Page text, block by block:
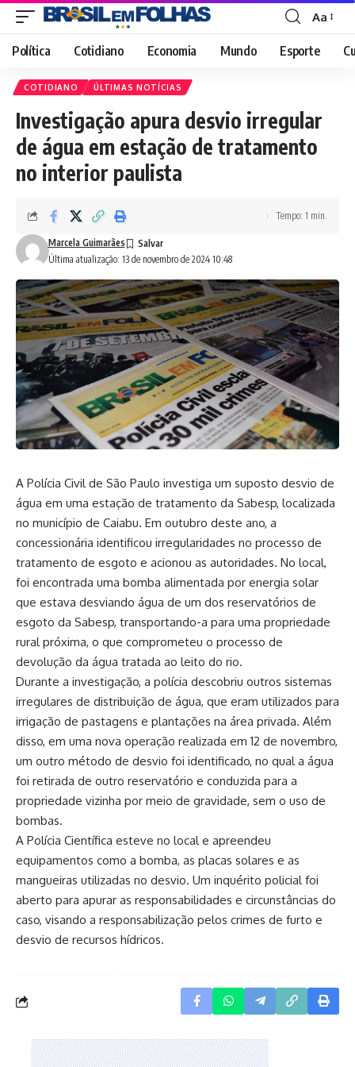
Font
Resizer
Aa
Política Cotidiano Economia Mundo Esporte
COTIDIANO ÚLTIMAS NOTÍCIAS
Investigação apura desvio irregular
de água em estação de tratamento
no interior paulista
Última atualização: 13 de novembro de 2024 10:48
Marcela Guimarães
Tempo: 1 min.
A Polícia Civil de São Paulo investiga um suposto desvio de
água em uma estação de tratamento da Sabesp, localizada
no município de Caiabu. Em outubro deste ano, a
concessionária identificou irregularidades no processo de
tratamento de esgoto e acionou as autoridades. No local,
foi encontrada uma bomba alimentada por energia solar
que estava desviando água de um dos reservatórios de
esgoto da Sabesp, transportando-a para uma propriedade
rural próxima, o que comprometeu o processo de
devolução da água tratada ao leito do rio.
Durante a investigação, a polícia descobriu outros sistemas
irregulares de distribuição de água, que eram utilizados para
irrigação de pastagens e plantações na área privada. Além
disso, em uma nova operação realizada em 12 de novembro,
um outro método de desvio foi identificado, no qual a água
foi retirada de outro reservatório e conduzida para a
propriedade vizinha por meio de gravidade, sem o uso de
bombas.
A Polícia Científica esteve no local e apreendeu
equipamentos como a bomba, as placas solares e as
mangueiras utilizadas no desvio. Um inquérito policial foi
aberto para apurar as responsabilidades e circunstâncias do
caso, visando a responsabilização pelos crimes de furto e
desvio de recursos hídricos.